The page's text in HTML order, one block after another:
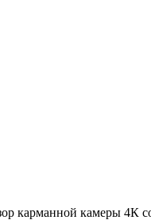
карманной камеры 4К